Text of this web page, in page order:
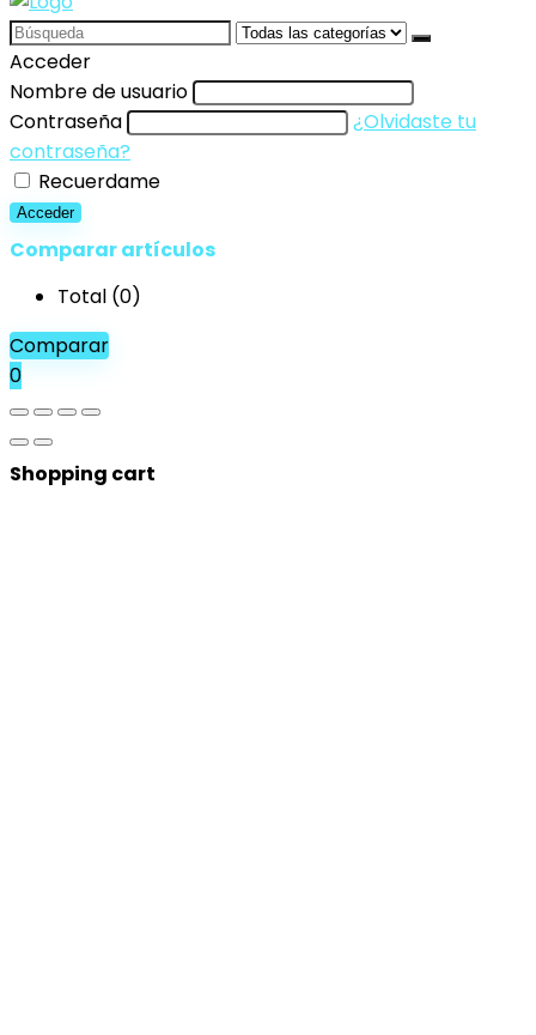
Search
for:
Acceder
Nombre de usuario
Contraseña
¿Olvidaste tu
contraseña?
Recuerdame
Acceder
Comparar artículos
Total (0)
Comparar
0
Shopping cart